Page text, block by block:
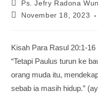
Ps. Jefry Radona
November 18, 2023
Kisah Para Rasul 20:1-16
“Tetapi Paulus turun ke
orang muda itu,
sebab ia masih hidup.”